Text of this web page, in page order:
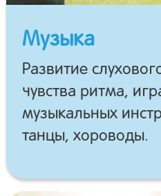
Музыка
Развитие
чувства ритма,
музыкальных
танцы, хороводы.